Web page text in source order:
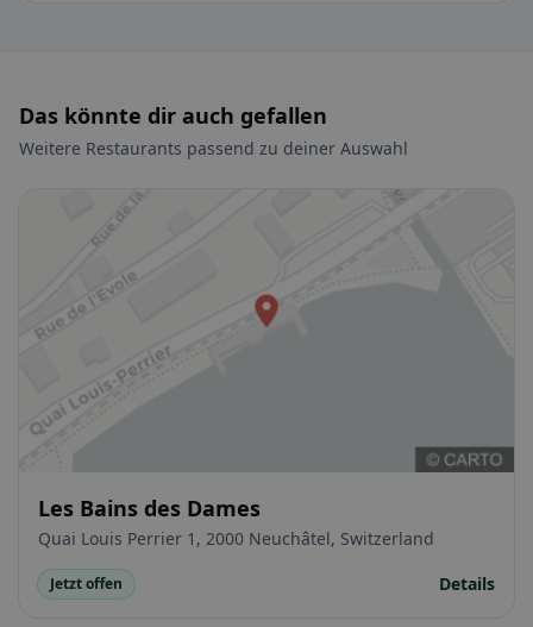
Das könnte dir auch gefallen
Weitere Restaurants passend zu deiner Auswahl
Les Bains des Dames
Quai Louis Perrier 1, 2000 Neuchâtel, Switzerland
Jetzt offen Details